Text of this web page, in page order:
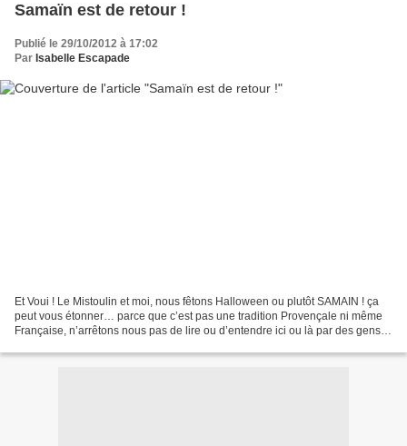
Samaïn est de retour !
Publié le 29/10/2012 à 17:02
Par Isabelle Escapade
Et Voui ! Le Mistoulin et moi, nous fêtons Halloween ou plutôt SAMAIN ! ça
peut vous étonner… parce que c’est pas une tradition Provençale ni même
Française, n’arrêtons nous pas de lire ou d’entendre ici ou là par des gens